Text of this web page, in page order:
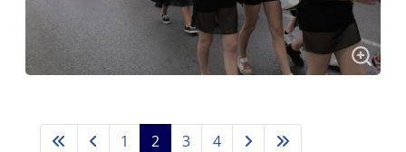
1 2 3 4